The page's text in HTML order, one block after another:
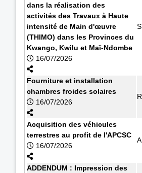
dans la réalisation des
activités des Travaux à Haute
intensité de Main d'œuvre
(THIMO) dans les Provinces du
Kwango, Kwilu et Maï-Ndombe
16/07/2026
Fourniture et installation
chambres froides solaires
16/07/2026
Acquisition des véhicules
terrestres au profit de l'APCSC
16/07/2026
ADDENDUM : Impression des